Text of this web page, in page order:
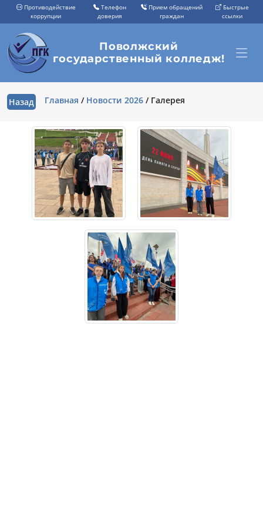
Противодействие
коррупции
Телефон
доверия
Прием обращений
граждан
Быстрые
ссылки
Поволжский
государственный колледж!
Назад Главная / Новости 2026 / Галерея